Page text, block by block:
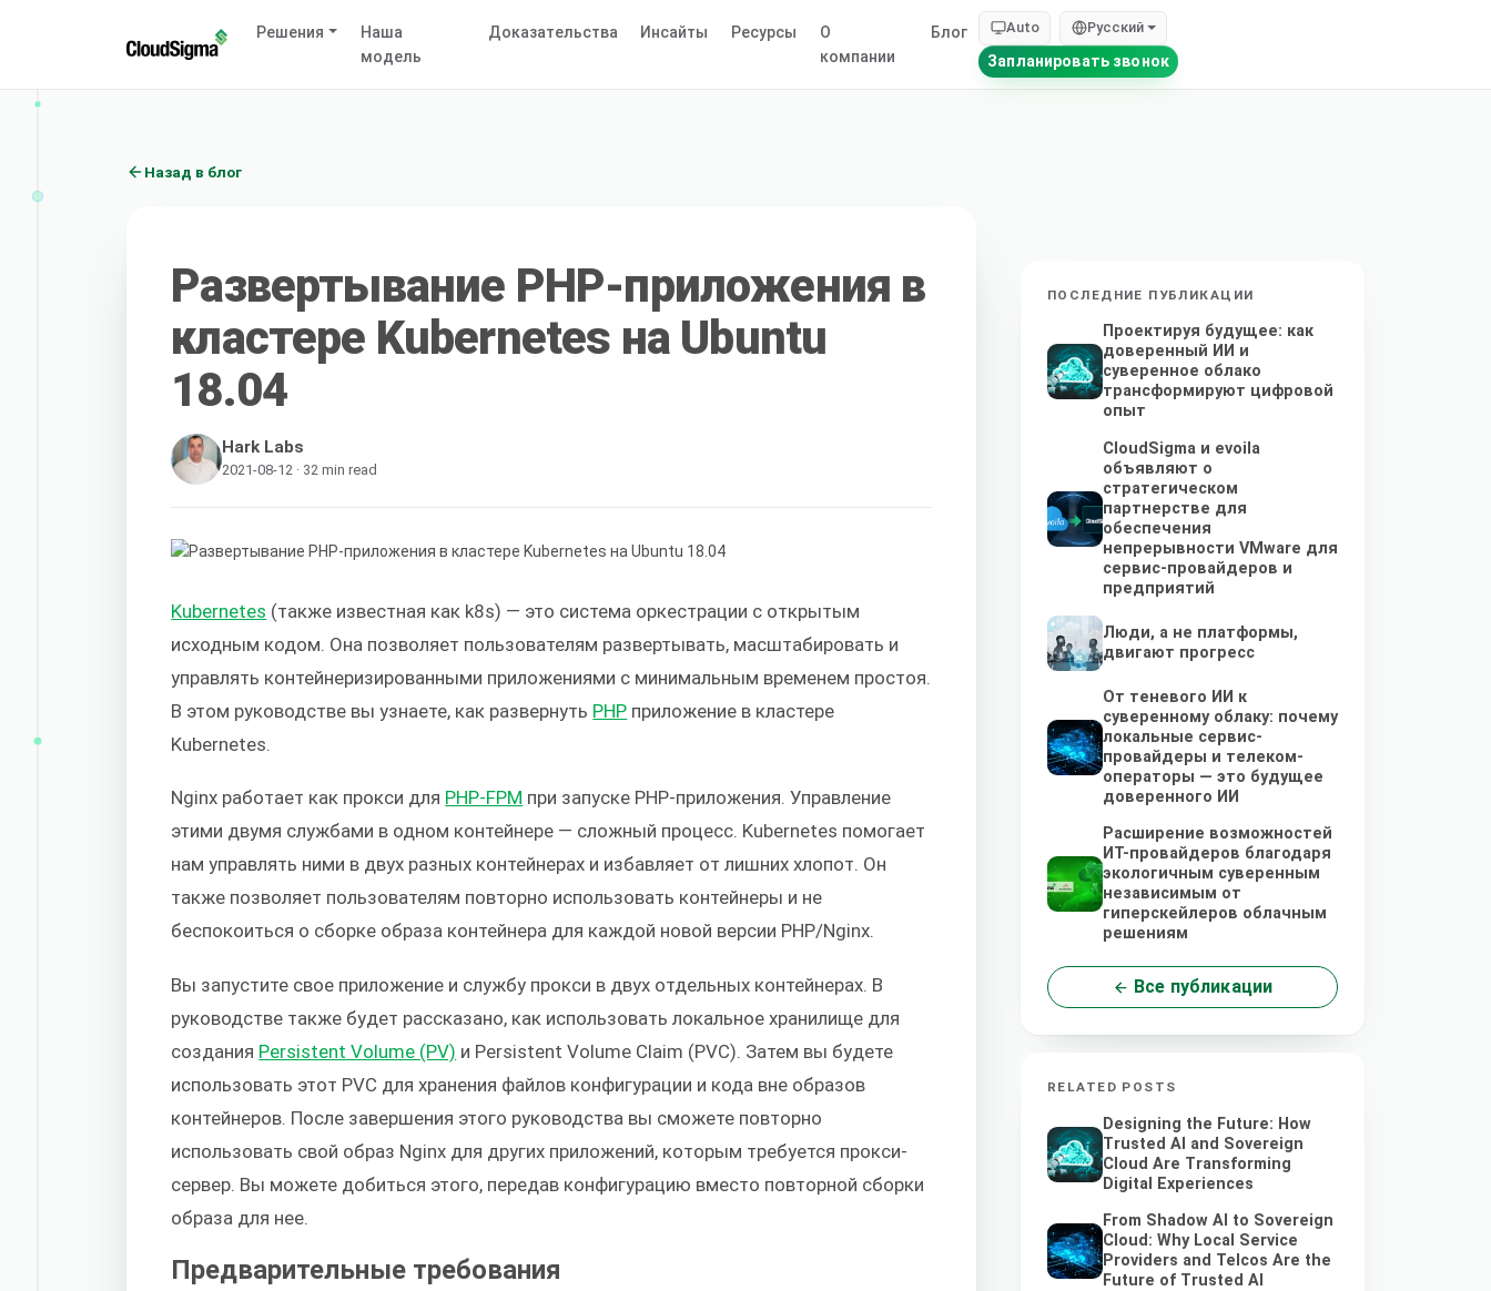
Решения
Наша
модель
Доказательства Инсайты Ресурсы
О
компании
Блог Auto Русский
Запланировать звонок
Назад в блог
Развертывание PHP-приложения в
кластере Kubernetes на Ubuntu
18.04
Hark Labs
2021-08-12 · 32 min read
Kubernetes (также известная как k8s) — это система оркестрации с открытым
исходным кодом. Она позволяет пользователям развертывать, масштабировать и
управлять контейнеризированными приложениями с минимальным временем простоя.
В этом руководстве вы узнаете, как развернуть PHP приложение в кластере
Kubernetes.
Nginx работает как прокси для PHP-FPM при запуске PHP-приложения. Управление
этими двумя службами в одном контейнере — сложный процесс. Kubernetes помогает
нам управлять ними в двух разных контейнерах и избавляет от лишних хлопот. Он
также позволяет пользователям повторно использовать контейнеры и не
беспокоиться о сборке образа контейнера для каждой новой версии PHP/Nginx.
Вы запустите свое приложение и службу прокси в двух отдельных контейнерах. В
руководстве также будет рассказано, как использовать локальное хранилище для
создания Persistent Volume (PV) и Persistent Volume Claim (PVC). Затем вы будете
использовать этот PVC для хранения файлов конфигурации и кода вне образов
контейнеров. После завершения этого руководства вы сможете повторно
использовать свой образ Nginx для других приложений, которым требуется прокси-
сервер. Вы можете добиться этого, передав конфигурацию вместо повторной сборки
образа для нее.
Предварительные требования
ПОСЛЕДНИЕ ПУБЛИКАЦИИ
Проектируя будущее: как
доверенный ИИ и
суверенное облако
трансформируют цифровой
опыт
CloudSigma и evoila
объявляют о
стратегическом
партнерстве для
обеспечения
непрерывности VMware для
сервис-провайдеров и
предприятий
Люди, а не платформы,
двигают прогресс
От теневого ИИ к
суверенному облаку: почему
локальные сервис-
провайдеры и телеком-
операторы — это будущее
доверенного ИИ
Расширение возможностей
ИТ-провайдеров благодаря
экологичным суверенным
независимым от
гиперскейлеров облачным
решениям
Все публикации
RELATED POSTS
Designing the Future: How
Trusted AI and Sovereign
Cloud Are Transforming
Digital Experiences
From Shadow AI to Sovereign
Cloud: Why Local Service
Providers and Telcos Are the
Future of Trusted AI